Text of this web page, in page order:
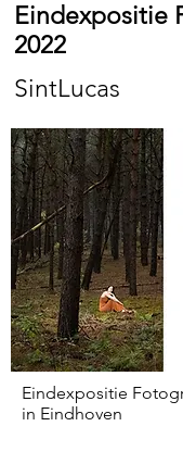
Eindexpositie
2022
SintLucas
Eindexpositie
in Eindhoven